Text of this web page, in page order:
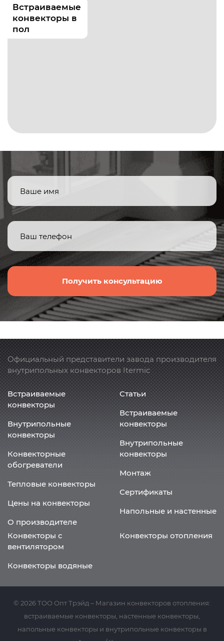
Встраиваемые
конвекторы в
пол
Получить консультацию
Официальный представители завода производителя
внутрипольных конвекторов Itermic
Встраиваемые
конвекторы
Внутрипольные
конвекторы
Конвекторные
обогреватели
Тепловые конвекторы
Цены на конвекторы
О производителе
Статьи
Встраиваемые
конвекторы
Внутрипольные
конвекторы
Монтаж
Сертификаты
Напольные и настенные
Конвекторы с
вентилятором
Конвекторы водяные
Конвекторы отопления
© 2026 ТОО Опт Трэйд – Магазин конвекторов отопления:
встраиваемые конвекторы, настенные конвекторы,
напольные конвекторы и внутрипольные конвекторы в